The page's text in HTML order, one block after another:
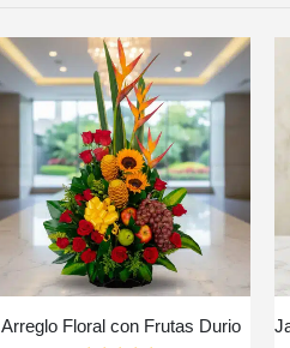
Arreglo Floral con Frutas Durio